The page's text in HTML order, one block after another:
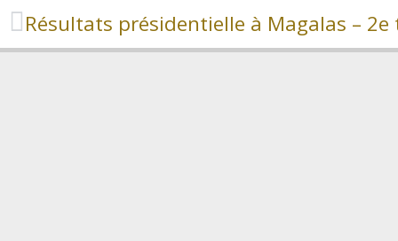
Résultats présidentielle à Magalas –